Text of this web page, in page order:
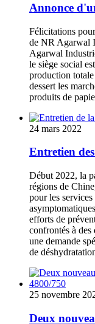
Annonce
Félicitations
de NR Agarwal
Agarwal
le siège social
production
dessert les
produits de
24 mars 2022
Entretien
Début 2022, la
régions de
pour les
efforts de
confrontés à
une demande
de
25 novembre
Deux